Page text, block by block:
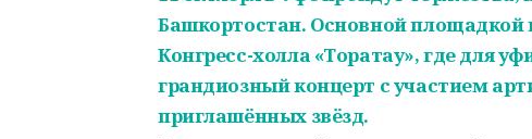
Башкортостан. Основной
Конгресс-холла «Торатау», где для
грандиозный концерт с участием
приглашённых звёзд.